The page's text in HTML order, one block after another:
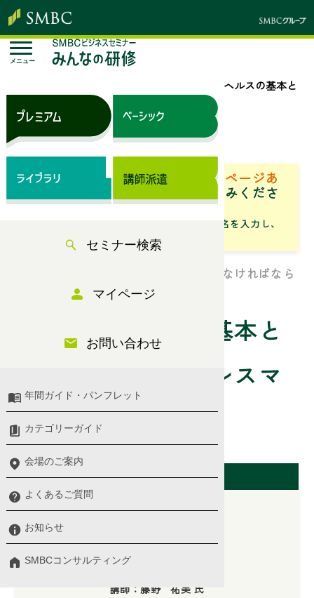
メニュー
セミナー検索
マイページ
お問い合わせ
年間ガイド・パンフレット
カテゴリーガイド
会場のご案内
よくあるご質問
お知らせ
SMBCコンサルティング
メンタルヘルスの基本と
職場におけるストレスマネジメント【午前】
来場セミナー
ベーシック（サブスク）専用ページあ
「専用ページ」からお申込みくださ
い。
「フリーワード」にセミナータイトル名を入力し、
「検索」からお探しください
職場のストレス問題に、どう向き合わなければなら
メンタルヘルスの基本と
職場におけるストレスマ
ネジメント【午前】
開催日（東京会場）
2025/11/20(木)
講師：藤野 祐美 氏